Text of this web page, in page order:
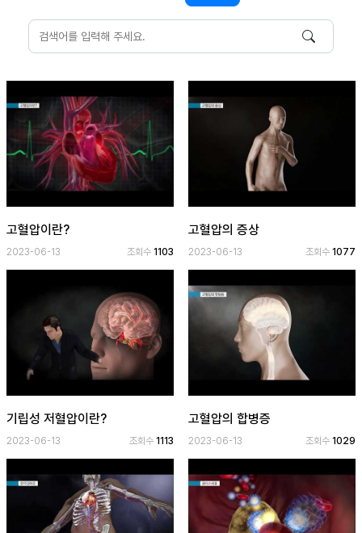
로
그
하
(current)
고혈압이란?
2023-06-13 조회수1103
고혈압의 증상
2023-06-13 조회수 1077
기립성 저혈압이란?
2023-06-13 조회수1113
고혈압의 합병증
2023-06-13 조회수 1029